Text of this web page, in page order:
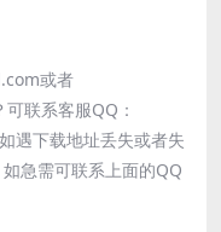
或者
联系客服QQ：
遇下载地址丢失或者失
急需可联系上面的QQ